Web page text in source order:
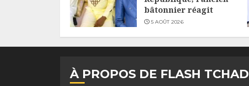
bâtonnier réagit
5 AOÛT 2026
À PROPOS DE FLASH TCHAD